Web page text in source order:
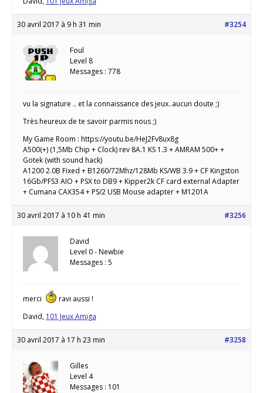
30 avril 2017 à 9 h 31 min #3254
Foul
Level 8
Messages : 778
vu la signature .. et la connaissance des jeux..aucun doute ;)
Très heureux de te savoir parmis nous ;)
My Game Room : https://youtu.be/HeJ2Fv8ux8g
A500(+) (1,5Mb Chip + Clock) rev 8A.1 KS 1.3 + AMRAM 500+ +
Gotek (with sound hack)
A1200 2.0B Fixed + B1260/72Mhz/128Mb KS/WB 3.9 + CF Kingston
16Gb/PFS3 AIO + PSX to DB9 + Kipper2k CF card external Adapter
+ Cumana CAX354 + PS/2 USB Mouse adapter + M1201A
30 avril 2017 à 10 h 41 min #3256
David
Level 0 - Newbie
Messages : 5
merci
ravi aussi !
David, 101 Jeux Amiga
30 avril 2017 à 17 h 23 min #3258
Gilles
Level 4
Messages : 101